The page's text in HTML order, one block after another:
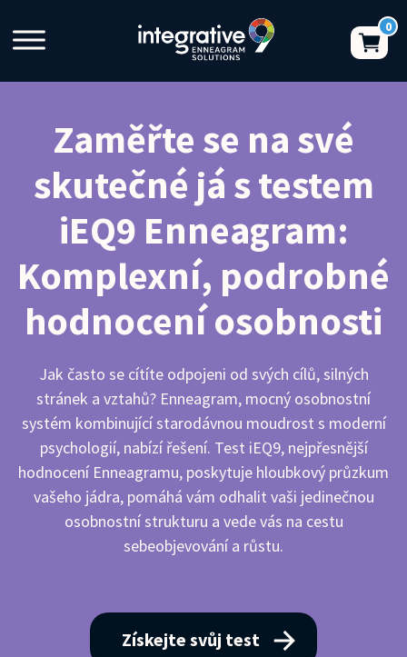
Zaměřte se na své
skutečné já s testem
iEQ9 Enneagram:
Komplexní, podrobné
hodnocení osobnosti
Jak často se cítíte odpojeni od svých cílů, silných
stránek a vztahů? Enneagram, mocný osobnostní
systém kombinující starodávnou moudrost s moderní
psychologií, nabízí řešení. Test iEQ9, nejpřesnější
hodnocení Enneagramu, poskytuje hloubkový průzkum
vašeho jádra, pomáhá vám odhalit vaši jedinečnou
osobnostní strukturu a vede vás na cestu
sebeobjevování a růstu.
Získejte svůj test